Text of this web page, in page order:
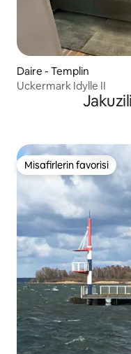
Daire - Templin
Uckermark Idylle II
Misafirlerin favorisi
Misafirlerin favorisi